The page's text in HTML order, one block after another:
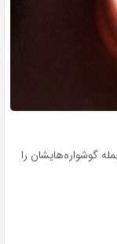
گوشواره‌هایشان را